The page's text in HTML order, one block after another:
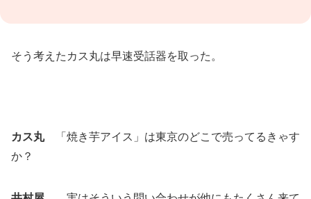
そう考えたカス丸は早速受話器を取った。
カス丸「焼き芋アイス」は東京のどこで売ってるきゃす
か？